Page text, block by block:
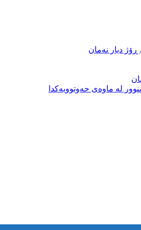
دیار نەمان
لە ماوەی حەوتوویەکدا